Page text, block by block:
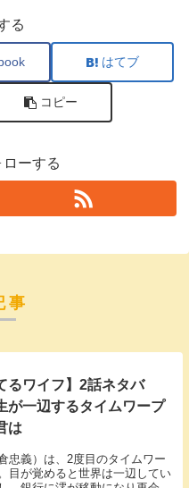
る
はてブ
コピー
ーする
事
るワイフ】2話ネタバ
が一辺するタイムワープ
は
忠義）は、2度目のタイムワー
目が覚めると世界は一辺してい